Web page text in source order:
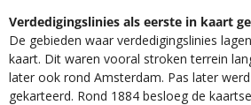
Verdedigingslinies als eerste in kaart
De gebieden waar verdedigingslinies
kaart. Dit waren vooral stroken terrein
later ook rond Amsterdam. Pas later
gekarteerd. Rond 1884 besloeg de